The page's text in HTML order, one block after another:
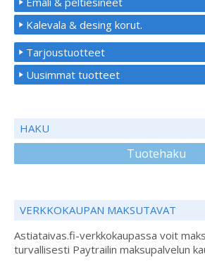
Kalevala & desing korut.
Tarjoustuotteet
Uusimmat tuotteet
HAKU
Tuotehaku
VERKKOKAUPAN MAKSUTAVAT
Astiataivas.fi-verkkokaupassa voit
turvallisesti Paytrailin maksupalvelun